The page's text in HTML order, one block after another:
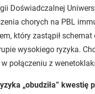
Doświadczalnej
chorych na PBL
który zastąpił
wysokiego ryzyka.
połączeniu z
„obudziła” kwestię